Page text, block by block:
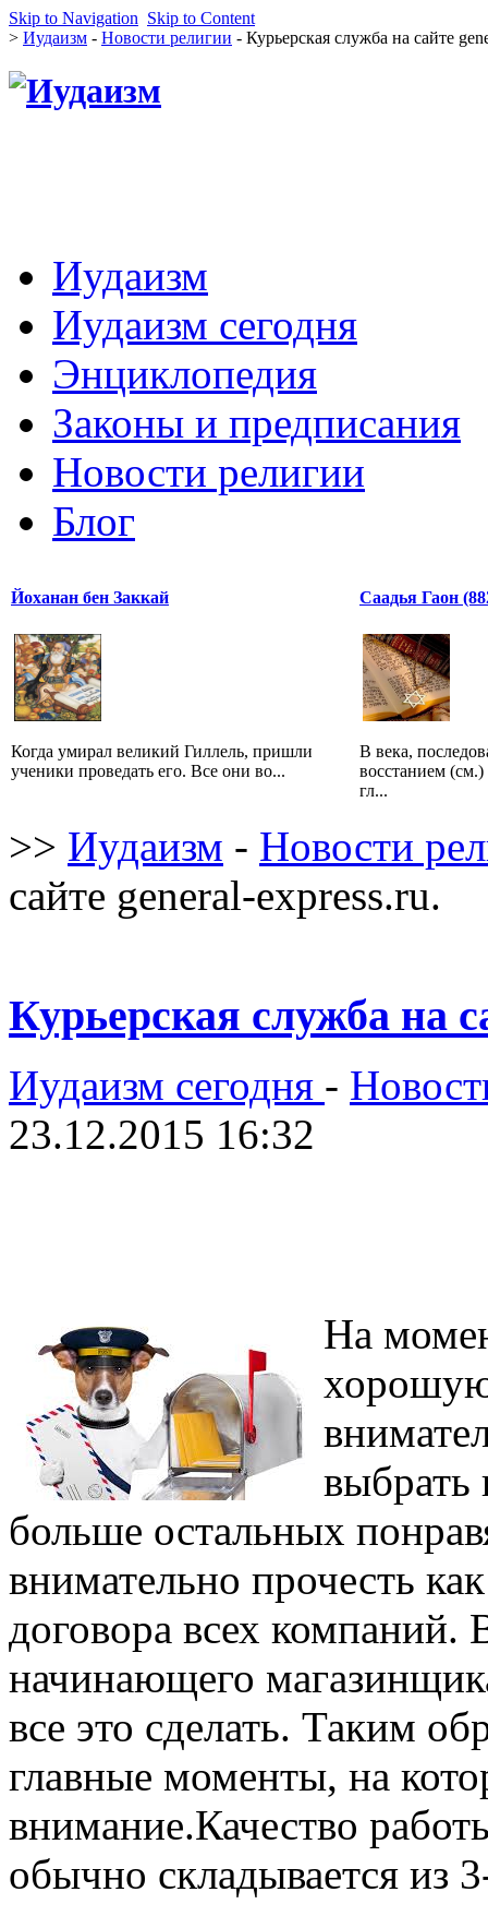
Skip to Navigation Skip to Content
> Иудаизм - Новости религии - Курьерская служба на сайте
Иудаизм
Иудаизм сегодня
Энциклопедия
Законы и предписания
Новости религии
Блог
Йоханан бен Заккай
Когда умирал великий Гиллель, пришли
ученики проведать его. Все они во...
Саадья Гаон
В века,
восстанием
гл...
>> Иудаизм - Новости
сайте general-express.ru.
Курьерская служба на
Иудаизм сегодня -
23.12.2015 16:32
На
выбрать
больше остальных
внимательно прочесть
договора всех компаний.
начинающего
все это сделать. Таким
главные моменты, на
внимание.Качество
обычно складывается из